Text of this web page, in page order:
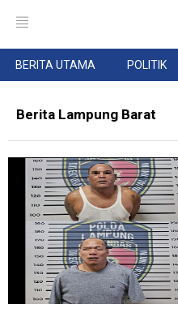
BERITA UTAMA POLITIK
Berita Lampung Barat